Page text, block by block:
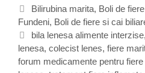
C
a
t
e
g
Bilirubina marita, Boli de
Fundeni, Boli de fiere si cai
E
t
i
bila lenesa alimente interzise,
lenesa, colecist lenes, fiere
forum medicamente pentru